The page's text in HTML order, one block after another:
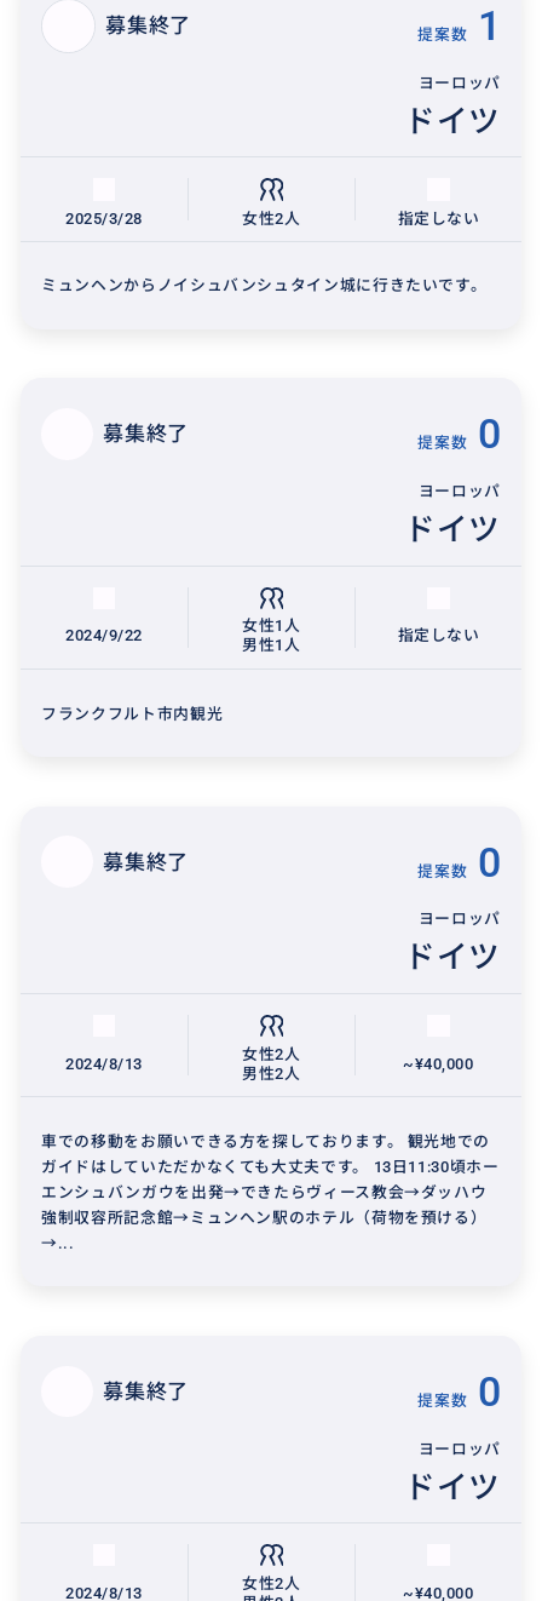
募集終了 提案数 1
ヨーロッパ
ドイツ
2025/3/28 女性2人 指定しない
ミュンヘンからノイシュバンシュタイン城に行きたいです。
募集終了 提案数 0
ヨーロッパ
ドイツ
2024/9/22
女性1人
男性1人
指定しない
フランクフルト市内観光
募集終了 提案数 0
ヨーロッパ
ドイツ
2024/8/13
女性2人
男性2人
~¥40,000
車での移動をお願いできる方を探しております。 観光地での
ガイドはしていただかなくても大丈夫です。 13日11:30頃ホー
エンシュバンガウを出発→できたらヴィース教会→ダッハウ
強制収容所記念館→ミュンヘン駅のホテル（荷物を預ける）
→...
募集終了 提案数 0
ヨーロッパ
ドイツ
2024/8/13
女性2人
~¥40,000